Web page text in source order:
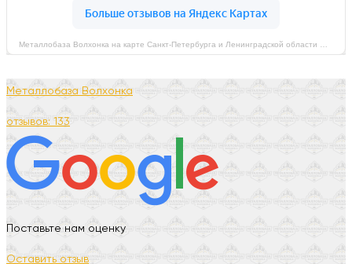
Металлобаза Волхонка
отзывов: 133
Поставьте нам оценку
Оставить отзыв